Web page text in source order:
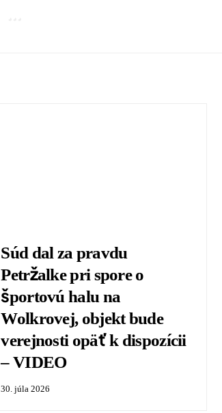
Súd dal za pravdu
Petržalke pri spore o
športovú halu na
Wolkrovej, objekt bude
verejnosti opäť k dispozícii
– VIDEO
30. júla 2026